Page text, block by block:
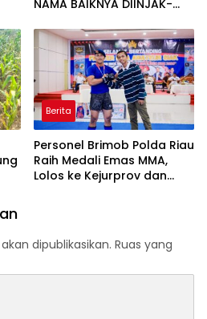
NAMA BAIKNYA DIINJAK-
DECLARE WAR: SIAP Bantai
DAN SERET AKUN PEMBUNUH
KARAKTER KE PENJARA
POLDA KEPRI!
Berita
Personel Brimob Polda Riau
Raih Medali Emas MMA,
Lolos ke Kejurprov dan
dipublikasikan. Ruas yang